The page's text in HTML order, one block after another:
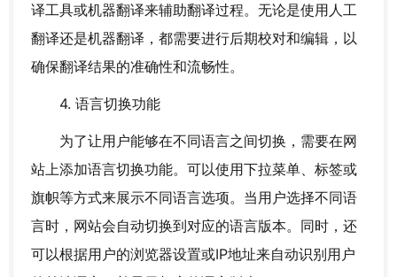
译工具或机器翻译来辅助翻译过程。无论是使用人工
翻译还是机器翻译，都需要进行后期校对和编辑，以
确保翻译结果的准确性和流畅性。
4. 语言切换功能
为了让用户能够在不同语言之间切换，需要在网
站上添加语言切换功能。可以使用下拉菜单、标签或
旗帜等方式来展示不同语言选项。当用户选择不同语
言时，网站会自动切换到对应的语言版本。同时，还
可以根据用户的浏览器设置或IP地址来自动识别用户